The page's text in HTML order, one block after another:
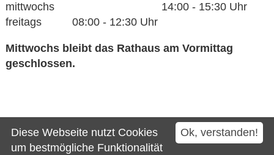
mittwochs 14:00 - 15:30 Uhr
freitags 08:00 - 12:30 Uhr
Mittwochs bleibt das Rathaus am Vormittag
geschlossen.
Kontakt
Impressum
Ok, verstanden!
Diese Webseite nutzt Cookies
um bestmögliche Funktionalität